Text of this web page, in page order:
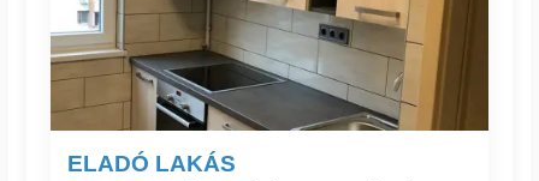
ELADÓ LAKÁS